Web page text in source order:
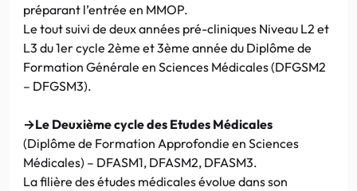
préparant l’entrée en MMOP.
Le tout suivi de deux années pré-cliniques Niveau L2 et
L3 du 1er cycle 2ème et 3ème année du Diplôme de
Formation Générale en Sciences Médicales (DFGSM2
– DFGSM3).
→Le Deuxième cycle des Etudes Médicales
(Diplôme de Formation Approfondie en Sciences
Médicales) – DFASM1, DFASM2, DFASM3.
La filière des études médicales évolue dans son